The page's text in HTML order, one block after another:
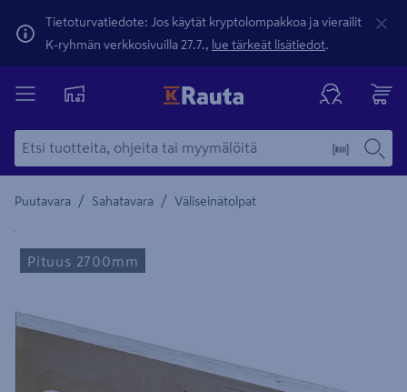
Tietoturvatiedote: Jos käytät kryptolompakkoa ja vierailit
K-ryhmän verkkosivuilla 27.7., lue tärkeät lisätiedot.
Puutavara / Sahatavara / Väliseinätolpat
Yksityiskohtainen kuvaus löytyy Tuotteen kuvaus -
Pituus 2700mm